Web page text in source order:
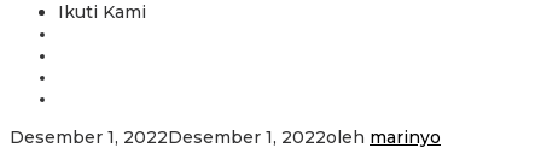
Ikuti Kami
Desember 1, 2022Desember 1, 2022oleh marinyo